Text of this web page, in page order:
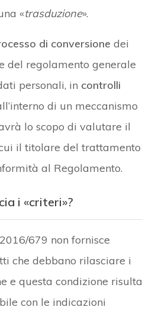
«trasduzione».
di conversione dei
del regolamento generale
personali, in controlli
di un meccanismo
lo scopo di valutare il
il titolare del trattamento
al Regolamento.
i «criteri»?
679 non fornisce
che debbano rilasciare i
e questa condizione risulta
con le indicazioni